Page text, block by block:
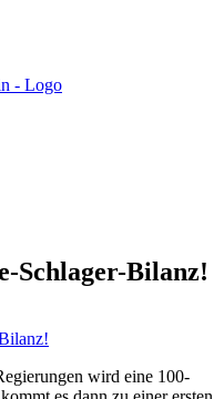
Schlager-Bilanz!
wird eine 100-